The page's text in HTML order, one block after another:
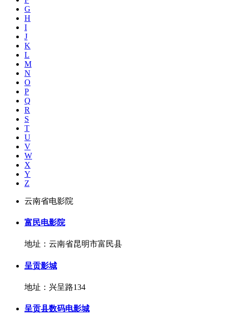
G
H
I
J
K
L
M
N
O
P
Q
R
S
T
U
V
W
X
Y
Z
云南省电影院
富民电影院
地址：云南省昆明市富民县
呈贡影城
地址：兴呈路134
呈贡县数码电影城